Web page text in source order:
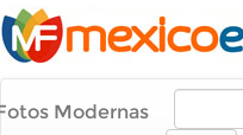
Modernas